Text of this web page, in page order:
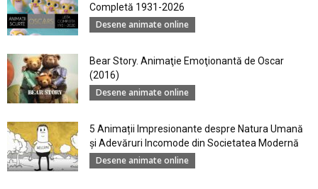
Completă 1931-2026
Desene animate online
Bear Story. Animaţie Emoţionantă de Oscar
(2016)
Desene animate online
5 Animații Impresionante despre Natura Umană
şi Adevăruri Incomode din Societatea Modernă
Desene animate online